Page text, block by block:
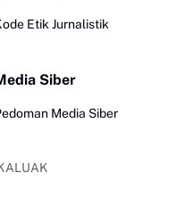
Etik Jurnalistik
Siber
Media Siber